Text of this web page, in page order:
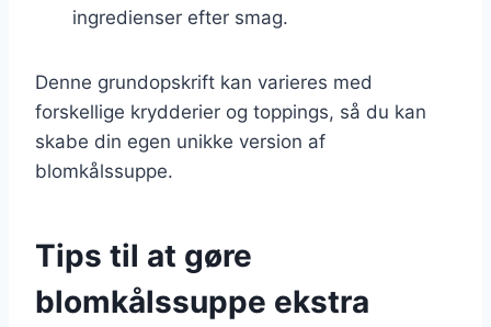
ingredienser efter smag.
Denne grundopskrift kan varieres med
forskellige krydderier og toppings, så du kan
skabe din egen unikke version af
blomkålssuppe.
Tips til at gøre
blomkålssuppe ekstra